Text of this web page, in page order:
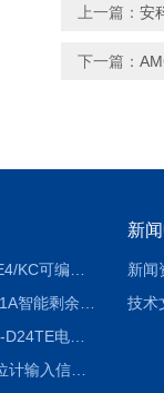
上一篇： 安
下一篇：
ACR10RH-D24TE电力仪表外置开口式互感器
BM100电位计输入信号隔离器
新
新闻
技术